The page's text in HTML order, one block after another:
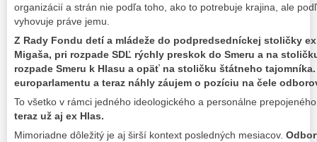
organizácií a strán nie podľa toho, ako to potrebuje krajina, ale
vyhovuje práve jemu.
Z Rady Fondu detí a mládeže do podpredsedníckej stoličky
Migaša, pri rozpade SDĽ rýchly preskok do Smeru a na
rozpade Smeru k Hlasu a opäť na stoličku štátneho
europarlamentu a teraz náhly záujem o pozíciu na čele
To všetko v rámci jedného ideologického a personálne
teraz už aj ex Hlas.
Mimoriadne dôležitý je aj širší kontext posledných mesiacov.